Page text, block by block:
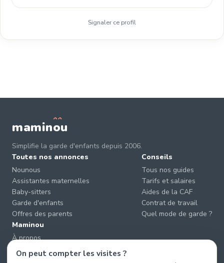
Signaler ce profil
maminou
Simplifie la garde d'enfants depuis 2006.
Toutes nos annonces
Nounous
Assistantes maternelles
Baby-sitters
Garde d'enfants
Offres des parents
Conseils
Tous nos guides
Tarifs et salaires
Aides de la CAF
Contrat de travail
Quel mode de garde ?
Maminou
À propos
Nous contacter
Éviter les arnaques
On peut compter les visites ?